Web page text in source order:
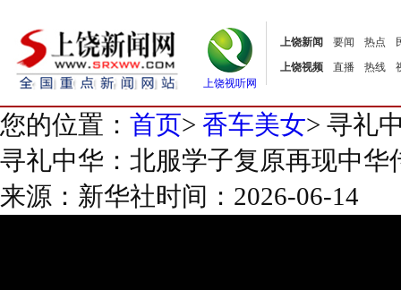
上饶视听网
上饶新闻 要闻 热点
上饶视频
直播 热线
您的位置： 首页> 香车美女> 寻礼
寻礼中华：北服学子复原再现中华
来源：新华社时间：2026-06-14